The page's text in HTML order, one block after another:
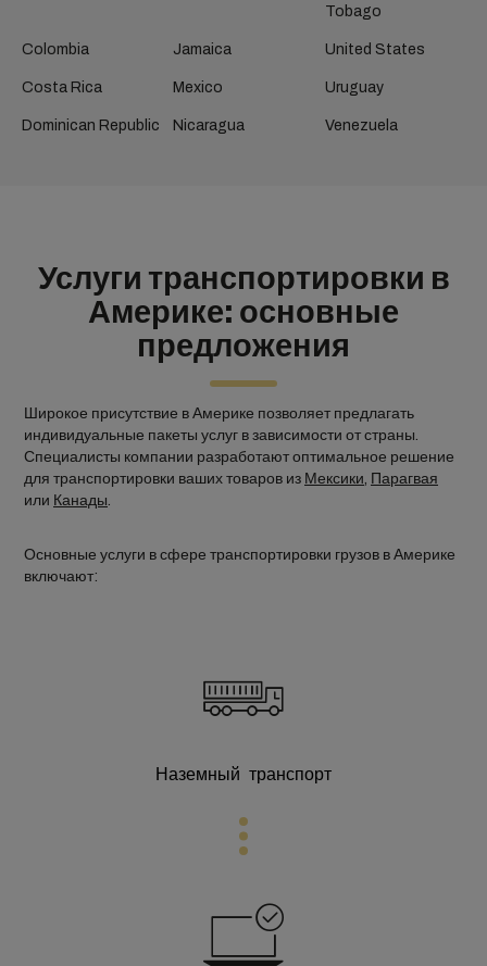
Colombia
Costa Rica
Dominican Republic
Jamaica
Mexico
Nicaragua
Tobago
United States
Uruguay
Venezuela
Услуги транспортировки в
Америке: основные
предложения
Широкое присутствие в Америке позволяет предлагать
индивидуальные пакеты услуг в зависимости от страны.
Специалисты компании разработают оптимальное решение
для транспортировки ваших товаров из Мексики, Парагвая
или Канады.
Основные услуги в сфере транспортировки грузов в Америке
включают:
Наземный транспорт